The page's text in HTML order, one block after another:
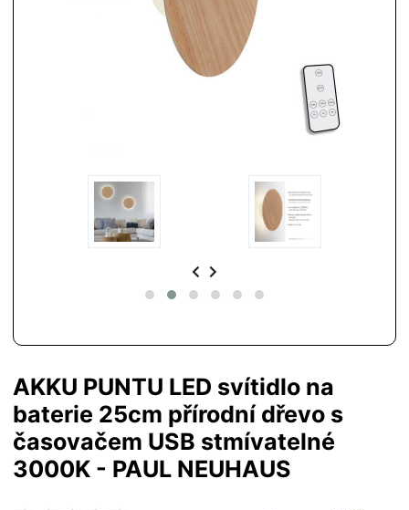
AKKU PUNTU LED svítidlo na
baterie 25cm přírodní dřevo s
časovačem USB stmívatelné
3000K - PAUL NEUHAUS